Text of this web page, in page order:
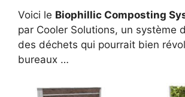
Voici le Biophillic Composting
par Cooler Solutions, un système
des déchets qui pourrait bien
bureaux …